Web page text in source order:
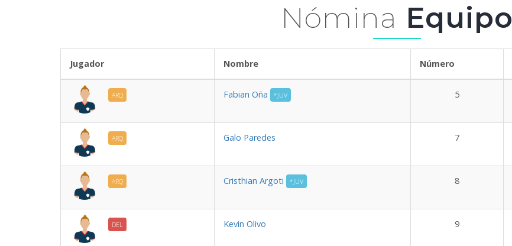
Nómina Equipo
Jugador Nombre Número
ARQ Fabian Oña *JUV 5
ARQ Galo Paredes 7
ARQ Cristhian Argoti *JUV 8
DEL Kevin Olivo 9